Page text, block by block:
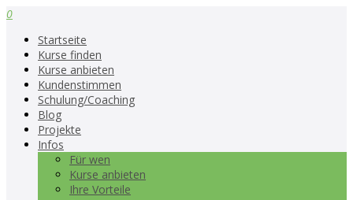
0
Startseite
Kurse finden
Kurse anbieten
Kundenstimmen
Schulung/Coaching
Blog
Projekte
Infos
Für wen
Kurse anbieten
Ihre Vorteile